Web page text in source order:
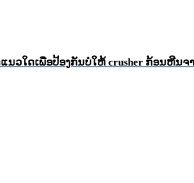
ນວ​ໃດ​ເພື່ອ​ປ້ອງ​ກັນ​ບໍ່​ໃຫ້ crusher ກ້ອນ​ຫີນ​